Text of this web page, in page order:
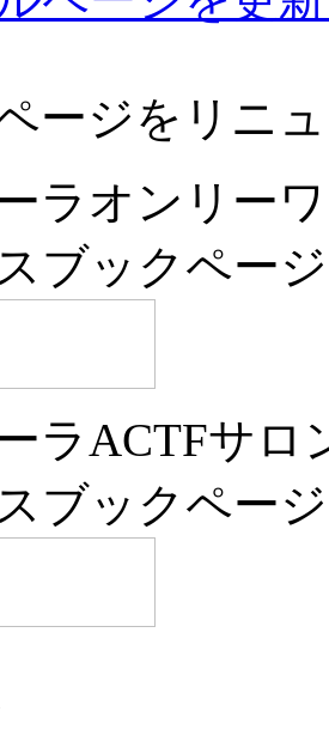
ージをリニ
ラオンリー
ブックペー
ラACTFサロ
ブックペー